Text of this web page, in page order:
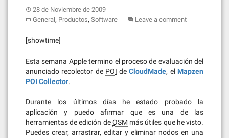
28 de Noviembre de 2009
General, Productos, Software Leave a comment
[showtime]
Esta semana Apple termino el proceso de evaluación del
anunciado recolector de POI deCloudMade, el Mapzen
POI Collector.
Durante los últimos días he estado probado la
aplicación y puedo afirmar que es una de las
herramientas de edición deOSM más útiles que he visto.
Puedes crear, arrastrar, editar y eliminar nodos en una